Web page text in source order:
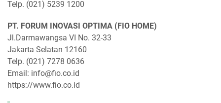
Telp. (021) 5239 1200
PT. FORUM INOVASI OPTIMA (FIO HOME)
Jl.Darmawangsa VI No. 32-33
Jakarta Selatan 12160
Telp. (021) 7278 0636
Email: info@fio.co.id
https://www.fio.co.id